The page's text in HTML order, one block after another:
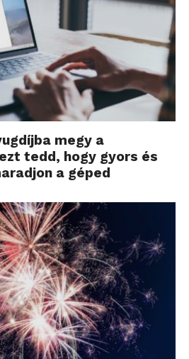
megy a
tedd, hogy gyors és
a géped